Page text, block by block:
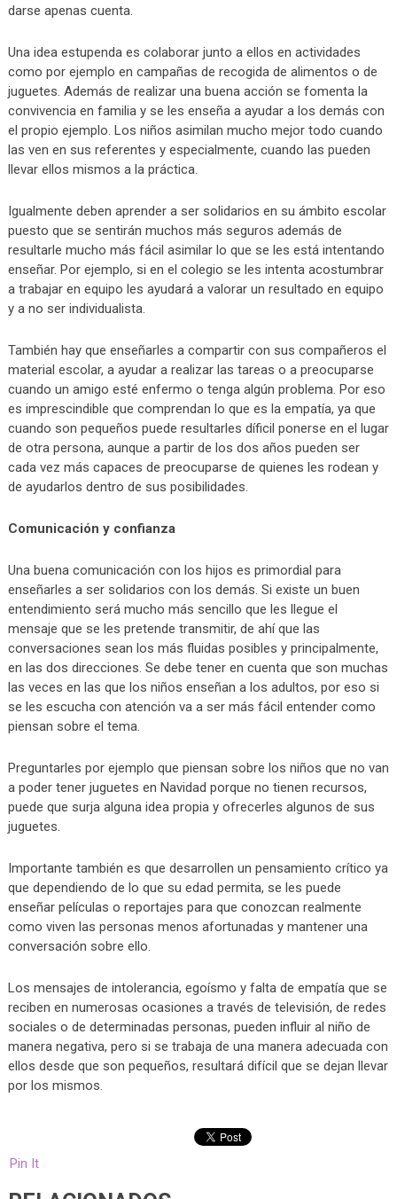
darse apenas cuenta.
Una idea estupenda es colaborar junto a ellos en actividades
como por ejemplo en campañas de recogida de alimentos o de
juguetes. Además de realizar una buena acción se fomenta la
convivencia en familia y se les enseña a ayudar a los demás con
el propio ejemplo. Los niños asimilan mucho mejor todo cuando
las ven en sus referentes y especialmente, cuando las pueden
llevar ellos mismos a la práctica.
Igualmente deben aprender a ser solidarios en su ámbito escolar
puesto que se sentirán muchos más seguros además de
resultarle mucho más fácil asimilar lo que se les está intentando
enseñar. Por ejemplo, si en el colegio se les intenta acostumbrar
a trabajar en equipo les ayudará a valorar un resultado en equipo
y a no ser individualista.
También hay que enseñarles a compartir con sus compañeros el
material escolar, a ayudar a realizar las tareas o a preocuparse
cuando un amigo esté enfermo o tenga algún problema. Por eso
es imprescindible que comprendan lo que es la empatía, ya que
cuando son pequeños puede resultarles díficil ponerse en el lugar
de otra persona, aunque a partir de los dos años pueden ser
cada vez más capaces de preocuparse de quienes les rodean y
de ayudarlos dentro de sus posibilidades.
Comunicación y confianza
Una buena comunicación con los hijos es primordial para
enseñarles a ser solidarios con los demás. Si existe un buen
entendimiento será mucho más sencillo que les llegue el
mensaje que se les pretende transmitir, de ahí que las
conversaciones sean los más fluidas posibles y principalmente,
en las dos direcciones. Se debe tener en cuenta que son muchas
las veces en las que los niños enseñan a los adultos, por eso si
se les escucha con atención va a ser más fácil entender como
piensan sobre el tema.
Preguntarles por ejemplo que piensan sobre los niños que no van
a poder tener juguetes en Navidad porque no tienen recursos,
puede que surja alguna idea propia y ofrecerles algunos de sus
juguetes.
Importante también es que desarrollen un pensamiento crítico ya
que dependiendo de lo que su edad permita, se les puede
enseñar películas o reportajes para que conozcan realmente
como viven las personas menos afortunadas y mantener una
conversación sobre ello.
Los mensajes de intolerancia, egoísmo y falta de empatía que se
reciben en numerosas ocasiones a través de televisión, de redes
sociales o de determinadas personas, pueden influir al niño de
manera negativa, pero si se trabaja de una manera adecuada con
ellos desde que son pequeños, resultará difícil que se dejan llevar
por los mismos.
Pin It